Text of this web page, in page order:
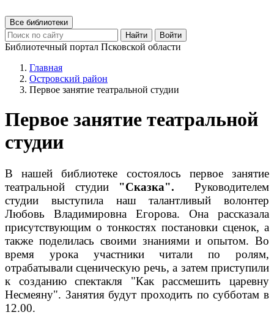
Все библиотеки
Найти
Войти
Библиотечный портал Псковской области
Главная
Островский район
Первое занятие театральной студии
Первое занятие театральной
студии
В нашей библиотеке состоялось первое занятие
театральной студии "Сказка".
Руководителем
студии выступила наш талантливый волонтер
Любовь Владимировна Егорова. Она рассказала
присутствующим о тонкостях постановки сценок, а
также поделилась своими знаниями и опытом. Во
время урока участники читали по ролям,
отрабатывали сценическую речь, а затем приступили
к созданию спектакля "Как рассмешить царевну
Несмеяну". Занятия будут проходить по субботам в
12.00.